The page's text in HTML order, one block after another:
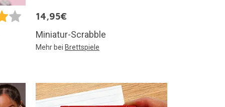
14,95€
Miniatur-Scrabble
Mehr bei Brettspiele